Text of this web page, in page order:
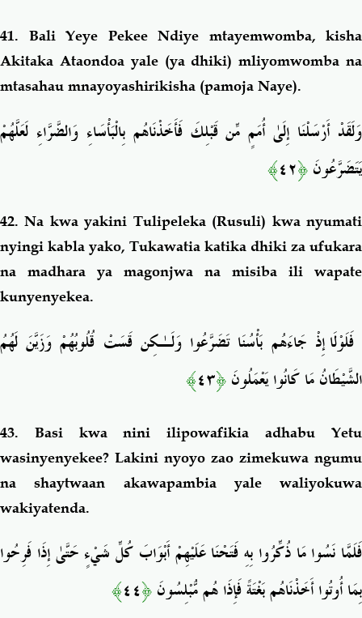
41. Bali Yeye Pekee Ndiye mtayemwomba, kisha
Akitaka Ataondoa yale (ya dhiki) mliyomwomba na
mtasahau mnayoyashirikisha (pamoja Naye).
وَلَقَدْ أَرْسَلْنَا إِلَىٰ أُمَمٍ مِّن قَبْلِكَ فَأَخَذْنَاهُم بِالْبَأْسَاءِ وَالضَّرَّاءِ لَعَلَّهُمْ
يَتَضَرَّعُونَ﴿٤٢﴾
42. Na kwa yakini Tulipeleka (Rusuli) kwa nyumati
nyingi kabla yako, Tukawatia katika dhiki za ufukara
na madhara ya magonjwa na misiba ili wapate
kunyenyekea.
فَلَوْلَا إِذْ جَاءَهُم بَأْسُنَا تَضَرَّعُوا وَلَـٰكِن قَسَتْ قُلُوبُهُمْ وَزَيَّنَ لَهُمُ
الشَّيْطَانُ مَا كَانُوا يَعْمَلُونَ﴿٤٣﴾
43. Basi kwa nini ilipowafikia adhabu Yetu
wasinyenyekee? Lakini nyoyo zao zimekuwa ngumu
na shaytwaan akawapambia yale waliyokuwa
wakiyatenda.
فَلَمَّا نَسُوا مَا ذُكِّرُوا بِهِ فَتَحْنَا عَلَيْهِمْ أَبْوَابَ كُلِّ شَيْءٍ حَتَّىٰ إِذَا فَرِحُوا
بِمَا أُوتُوا أَخَذْنَاهُم بَغْتَةً فَإِذَا هُم مُّبْلِسُونَ﴿٤٤﴾